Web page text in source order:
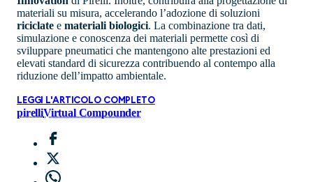
materiali su misura, accelerando l’adozione di soluzioni
riciclate e materiali biologici. La combinazione tra dati,
simulazione e conoscenza dei materiali permette così di
sviluppare pneumatici che mantengono alte prestazioni ed
elevati standard di sicurezza contribuendo al contempo alla
riduzione dell’impatto ambientale.
LEGGI L'ARTICOLO COMPLETO
pirelliVirtual Compounder